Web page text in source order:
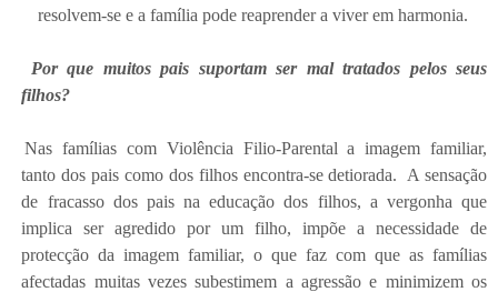
resolvem-se e a família pode reaprender a viver em harmonia.
Por que muitos pais suportam ser mal tratados pelos seus
filhos?
Nas famílias com Violência Filio-Parental a imagem familiar,
tanto dos pais como dos filhos encontra-se detiorada. A sensação
de fracasso dos pais na educação dos filhos, a vergonha que
implica ser agredido por um filho, impõe a necessidade de
protecção da imagem familiar, o que faz com que as famílias
afectadas muitas vezes subestimem a agressão e minimizem os